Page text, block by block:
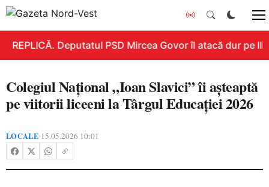
REPLICĂ. Deputatul PSD Mircea Govor îl atacă dur pe
Colegiul Național „Ioan Slavici” îi așteaptă
pe viitorii liceeni la Târgul Educației 2026
LOCALE•15.05.2026 10:01